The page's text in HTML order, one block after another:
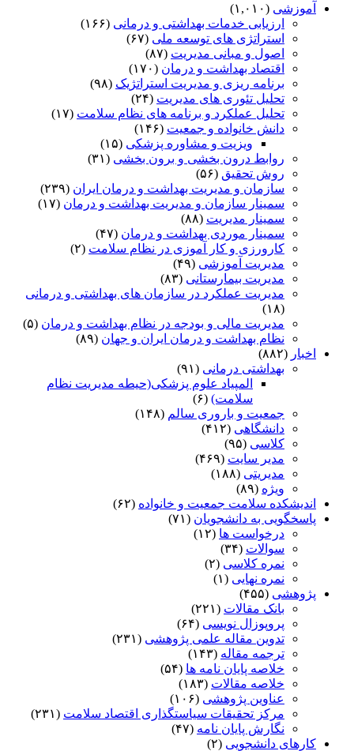
آموزشی (۱,۰۱۰)
ارزیابی خدمات بهداشتی و درمانی (۱۶۶)
استراتژی های توسعه ملی (۶۷)
اصول و مبانی مدیریت (۸۷)
اقتصاد بهداشت و درمان (۱۷۰)
برنامه ریزی و مدیریت استراتژیک (۹۸)
تحلیل تئوری های مدیریت (۲۴)
تحلیل عملکرد و برنامه های نظام سلامت (۱۷)
دانش خانواده و جمعیت (۱۴۶)
ویزیت و مشاوره پزشکی (۱۵)
روابط درون بخشی و برون بخشی (۳۱)
روش تحقیق (۵۶)
سازمان و مدیریت بهداشت و درمان ایران (۲۳۹)
سمینار سازمان و مدیریت بهداشت و درمان (۱۷)
سمینار مدیریت (۸۸)
سمینار موردی بهداشت و درمان (۴۷)
کارورزی و کار آموزی در نظام سلامت (۲)
مدیریت آموزشی (۴۹)
مدیریت بیمارستانی (۸۳)
مدیریت عملکرد در سازمان های بهداشتی و درمانی
(۱۸)
مدیریت مالی و بودجه در نظام بهداشت و درمان (۵)
نظام بهداشت و درمان ایران و جهان (۸۹)
اخبار (۸۸۲)
بهداشتی درمانی (۹۱)
المپیاد علوم پزشکی(حیطه مدیریت نظام
سلامت) (۶)
جمعیت و باروری سالم (۱۴۸)
دانشگاهی (۴۱۲)
کلاسی (۹۵)
مدیر سایت (۴۶۹)
مدیریتی (۱۸۸)
ویژه (۸۹)
اندیشکده سلامت جمعیت و خانواده (۶۲)
پاسخگویی به دانشجویان (۷۱)
درخواست ها (۱۲)
سوالات (۳۴)
نمره کلاسی (۲)
نمره نهایی (۱)
پژوهشی (۴۵۵)
بانک مقالات (۲۲۱)
پروپوزال نویسی (۶۴)
تدوین مقاله علمی پژوهشی (۲۳۱)
ترجمه مقاله (۱۴۳)
خلاصه پایان نامه ها (۵۴)
خلاصه مقالات (۱۸۳)
عناوین پژوهشی (۱۰۶)
مرکز تحقیقات سیاستگذاری اقتصاد سلامت (۲۳۱)
نگارش پایان نامه (۴۷)
کارهای دانشجویی (۲)